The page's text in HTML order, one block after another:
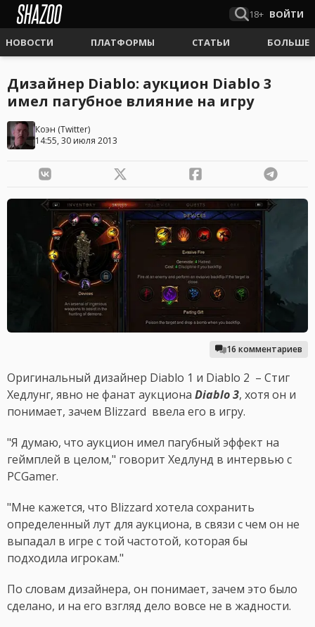
18+ ВОЙТИ
НОВОСТИ ПЛАТФОРМЫ СТАТЬИ БОЛЬШЕ
Дизайнер Diablo: аукцион Diablo 3
имел пагубное влияние на игру
Коэн (Twitter)
14:55, 30 июля 2013
16 комментариев
Оригинальный дизайнер Diablo 1 и Diablo 2 – Стиг
Хедлунг, явно не фанат аукциона Diablo 3, хотя он и
понимает, зачем Blizzard ввела его в игру.
"Я думаю, что аукцион имел пагубный эффект на
геймплей в целом," говорит Хедлунд в интервью с
PCGamer.
"Мне кажется, что Blizzard хотела сохранить
определенный лут для аукциона, в связи с чем он не
выпадал в игре с той частотой, которая бы
подходила игрокам."
По словам дизайнера, он понимает, зачем это было
сделано, и на его взгляд дело вовсе не в жадности.